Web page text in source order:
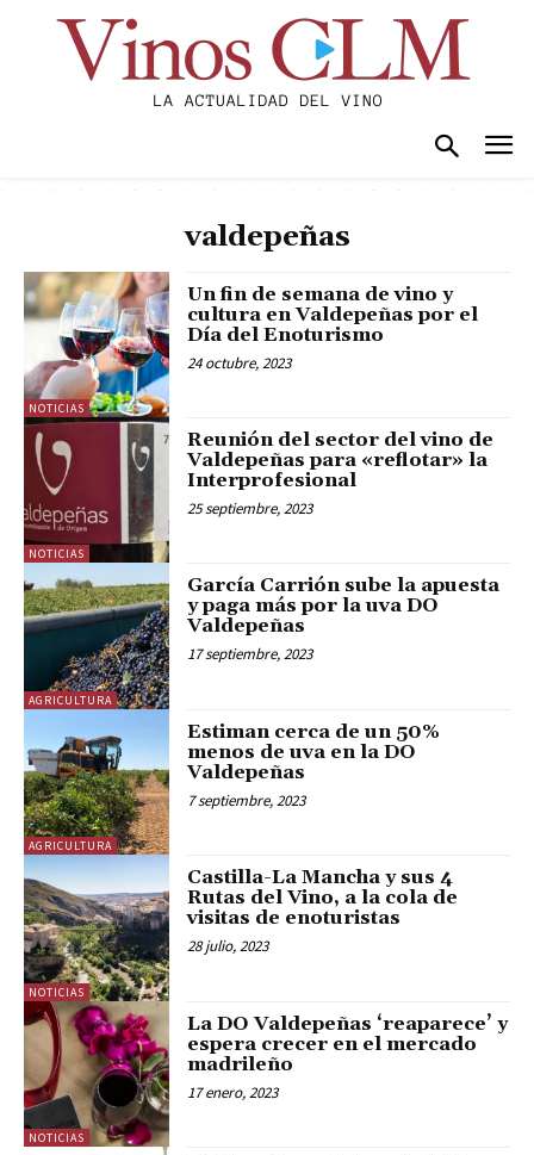
valdepeñas
NOTICIAS
Un fin de semana de vino y
cultura en Valdepeñas por el
Día del Enoturismo
24 octubre, 2023
NOTICIAS
Reunión del sector del vino de
Valdepeñas para «reflotar» la
Interprofesional
25 septiembre, 2023
AGRICULTURA
García Carrión sube la apuesta
y paga más por la uva DO
Valdepeñas
17 septiembre, 2023
AGRICULTURA
Estiman cerca de un 50%
menos de uva en la DO
Valdepeñas
7 septiembre, 2023
NOTICIAS
Castilla-La Mancha y sus 4
Rutas del Vino, a la cola de
visitas de enoturistas
28 julio, 2023
NOTICIAS
La DO Valdepeñas ‘reaparece’ y
espera crecer en el mercado
madrileño
17 enero, 2023